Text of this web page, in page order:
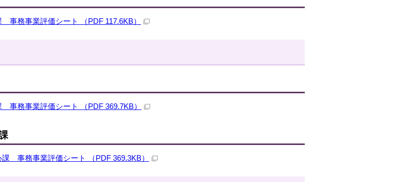
事務事業評価シート （PDF 117.6KB）
事務事業評価シート （PDF 369.7KB）
課 事務事業評価シート （PDF 369.3KB）